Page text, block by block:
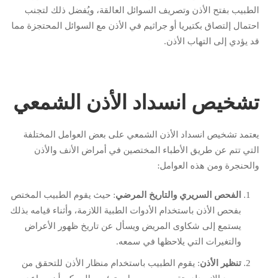
الطبيب بفتح الأذن وتصريف السوائل العالقة، ويُفضل ذلك لتجنب
احتمال إلتصاق بكتيريا أو جراثيم في الأذن مع السوائل المحتجزة مما
قد يؤدي إلى التهاب الأذن.
تشخيص انسداد الأذن الشمعي
يعتمد تشخيص انسداد الأذن الشمعي على بعض العوامل المختلفة
التي تتم عن طريق الأطباء المختصين في أمراض الأنف والأذن
والحنجرة ومن هذه العوامل:
الفحص السريري والتاريخ المرضي: حيث يقوم الطبيب المختص
بفحص الأذن باستخدام الأدوات الطبية اللازمة، وأثناء قيامه بذلك
يستمع إلى شكاوى المريض ويسأل عن تاريخ ظهور الأعراض
والتغيرات التي يلاحظها في سمعه.
تنظير الأذن: يقوم الطبيب باستخدام منظار الأذن للتحقق من